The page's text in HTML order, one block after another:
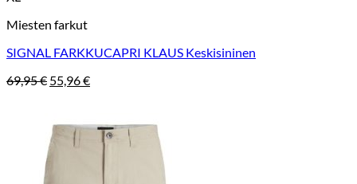
Miesten farkut
SIGNAL FARKKUCAPRI KLAUS Keskisininen
69,95€ Alkuperäinen
69,95 €.
55,96€Nykyinen
55,96 €.